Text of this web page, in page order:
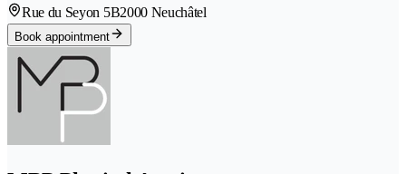
Rue du Seyon 5B2000 Neuchâtel
Book appointment